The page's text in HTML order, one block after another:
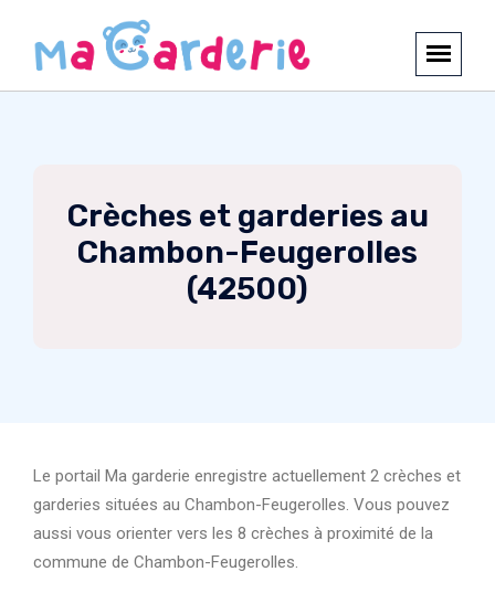
Crèches et garderies au
Chambon-Feugerolles
(42500)
Le portail Ma garderie enregistre actuellement 2 crèches et
garderies situées au Chambon-Feugerolles. Vous pouvez
aussi vous orienter vers les 8 crèches à proximité de la
commune de Chambon-Feugerolles.